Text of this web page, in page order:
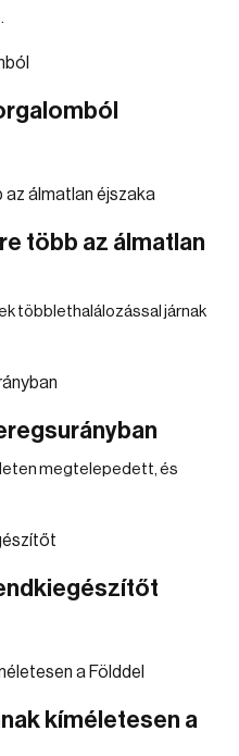
több az álmatlan
többlethalálozással járnak
megtelepedett, és
kíméletesen a